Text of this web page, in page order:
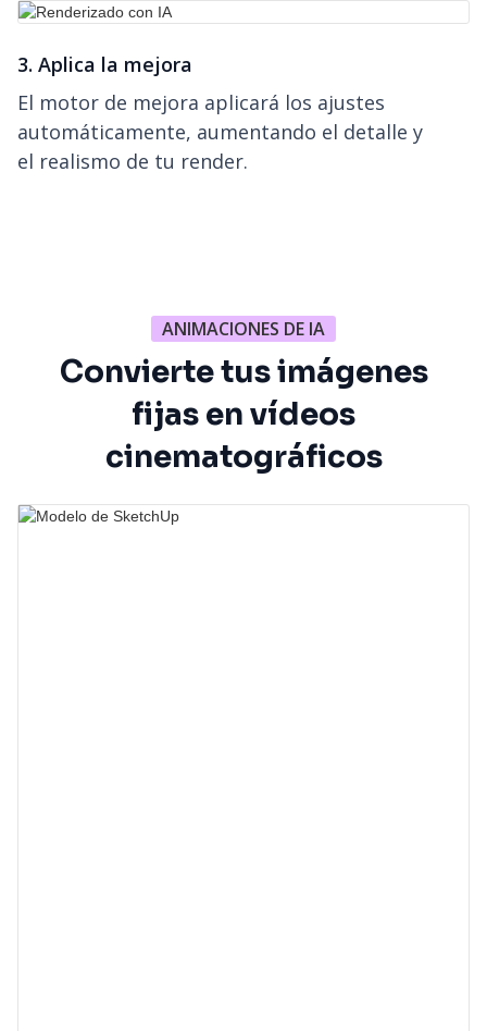
3. Aplica la mejora
El motor de mejora aplicará los ajustes
automáticamente, aumentando el detalle y
el realismo de tu render.
ANIMACIONES DE IA
Convierte tus imágenes
fijas en vídeos
cinematográficos